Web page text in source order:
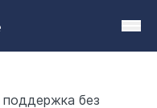
поддержка без